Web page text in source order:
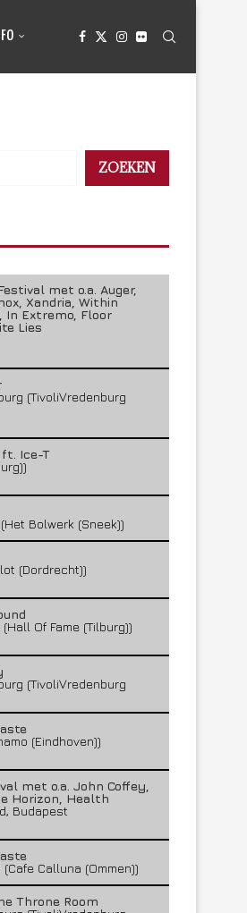
ZOEKEN
met o.a. Auger,
Xandria, Within
In Extremo, Floor
Lies
(TivoliVredenburg
ft. Ice-T
Bolwerk (Sneek))
(Dordrecht))
Of Fame (Tilburg))
(TivoliVredenburg
(Eindhoven))
met o.a. John Coffey,
Horizon, Health
Budapest
Calluna (Ommen))
Throne Room